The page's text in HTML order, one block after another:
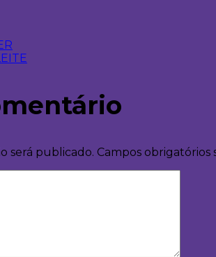
será publicado. Campos obrigatórios